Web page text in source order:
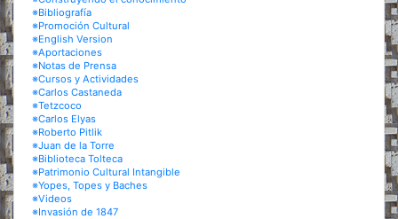
※Bibliografía
※Promoción Cultural
※English Version
※Aportaciones
※Notas de Prensa
※Cursos y Actividades
※Carlos Castaneda
※Tetzcoco
※Carlos Elyas
※Roberto Pitlik
※Juan de la Torre
※Biblioteca Tolteca
※Patrimonio Cultural Intangible
※Yopes, Topes y Baches
※Videos
※Invasión de 1847